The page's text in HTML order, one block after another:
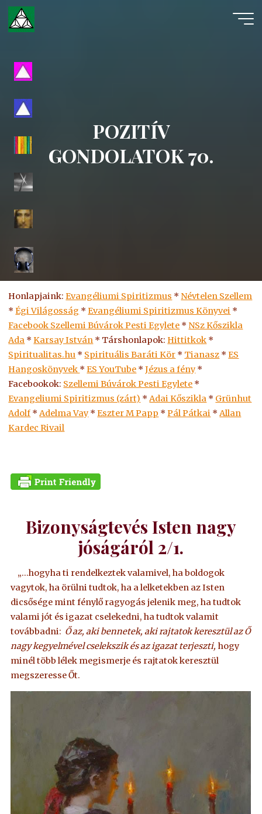
Skip
content
POZITÍV
GONDOLATOK 70.
Honlapjaink:Evangéliumi Spiritizmus * Névtelen Szellem
*Égi Világosság *Evangéliumi Spiritizmus Könyvei *
Facebook Szellemi Búvárok Pesti Egylete * NSz Kőszikla
Ada *Karsay István * Társhonlapok:Hittitkok *
Spiritualitas.hu * Spirituális Baráti Kör * Tianasz *ES
Hangoskönyvek *ESYouTube *Jézus a fény *
Facebookok: Szellemi Búvárok Pesti Egylete *
Evangeliumi Spiritizmus (zárt) *Adai Kőszikla * Grünhut
Adolf *Adelma Vay *Eszter M Papp *Pál Pátkai *Allan
Kardec Rivail
Bizonyságtevés Isten nagy
jóságáról 2/1.
„…hogyha ti rendelkeztek valamivel, ha boldogok
vagytok, ha örülni tudtok, ha a lelketekben az Isten
dicsősége mint fénylő ragyogás jelenik meg, ha tudtok
valami jót és igazat cselekedni, ha tudtok valamit
továbbadni: Ő az, aki bennetek, aki rajtatok keresztül az Ő
nagy kegyelmével cselekszik és az igazat terjeszti, hogy
minél több lélek megismerje és rajtatok keresztül
megszeresse Őt.